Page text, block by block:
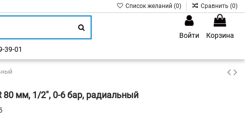
Список желаний (0) Сравнить (0)
Войти
Корзина
39-01
80 мм, 1/2", 0-6 бар, радиальный